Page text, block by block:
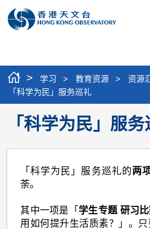
> 学习 > 教育资源 > 资源
「科学为民」服务巡礼
「科学为民」服
「科学为民」服务巡礼的两
荼。
其中一项是「 学生专题 研习
用如何提升生活质素？」。